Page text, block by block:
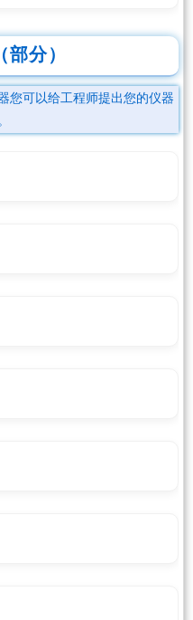
分）
您可以给工程师提出您的仪器